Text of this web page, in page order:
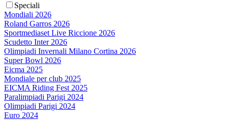
Speciali
Mondiali 2026
Roland Garros 2026
Sportmediaset Live Riccione 2026
Scudetto Inter 2026
Olimpiadi Invernali Milano Cortina 2026
Super Bowl 2026
Eicma 2025
Mondiale per club 2025
EICMA Riding Fest 2025
Paralimpiadi Parigi 2024
Olimpiadi Parigi 2024
Euro 2024